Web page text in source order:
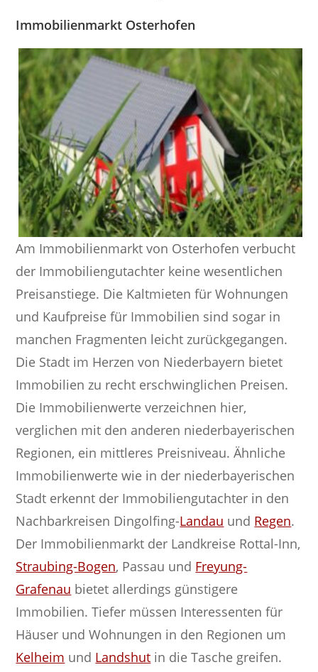
Immobilienmarkt Osterhofen
Am Immobilienmarkt von Osterhofen verbucht
der Immobiliengutachter keine wesentlichen
Preisanstiege. Die Kaltmieten für Wohnungen
und Kaufpreise für Immobilien sind sogar in
manchen Fragmenten leicht zurückgegangen.
Die Stadt im Herzen von Niederbayern bietet
Immobilien zu recht erschwinglichen Preisen.
Die Immobilienwerte verzeichnen hier,
verglichen mit den anderen niederbayerischen
Regionen, ein mittleres Preisniveau. Ähnliche
Immobilienwerte wie in der niederbayerischen
Stadt erkennt der Immobiliengutachter in den
Nachbarkreisen Dingolfing-Landau und Regen.
Der Immobilienmarkt der Landkreise Rottal-Inn,
Straubing-Bogen, Passau und Freyung-
Grafenau bietet allerdings günstigere
Immobilien. Tiefer müssen Interessenten für
Häuser und Wohnungen in den Regionen um
Kelheim und Landshut in die Tasche greifen.